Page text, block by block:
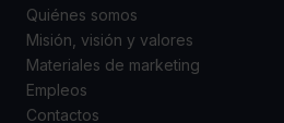
Quiénes somos
Misión, visión y valores
Materiales de marketing
Empleos
Contactos